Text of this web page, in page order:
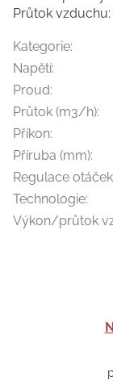
Průtok
Kategorie:
Napětí:
Proud:
Průtok (m3/h):
Příkon:
Příruba (mm):
Regulace otáček
Technologie:
Výkon/průtok